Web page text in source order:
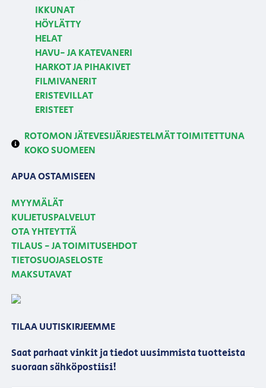
IKKUNAT
HÖYLÄTTY
HELAT
HAVU- JA KATEVANERI
HARKOT JA PIHAKIVET
FILMIVANERIT
ERISTEVILLAT
ERISTEET
ROTOMON JÄTEVESIJÄRJESTELMÄT TOIMITETTUNA
KOKO SUOMEEN
APUA OSTAMISEEN
MYYMÄLÄT
KULJETUSPALVELUT
OTA YHTEYTTÄ
TILAUS - JA TOIMITUSEHDOT
TIETOSUOJASELOSTE
MAKSUTAVAT
TILAA UUTISKIRJEEMME
Saat parhaat vinkit ja tiedot uusimmista tuotteista
suoraan sähköpostiisi!